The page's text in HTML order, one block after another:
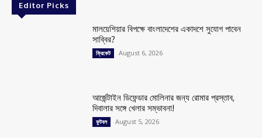
Editor Picks
মালয়েশিয়ার বিপক্ষে বাংলাদেশের একাদশে সুযোগ পাবেন
সাব্বির?
ক্রিকেট August 6, 2026
আর্জেন্টাইন ডিফেন্ডার মোলিনার জন্য রোমার প্রস্তাব,
দিবালার সঙ্গে খেলার সম্ভাবনা!
ফুটবল August 5, 2026